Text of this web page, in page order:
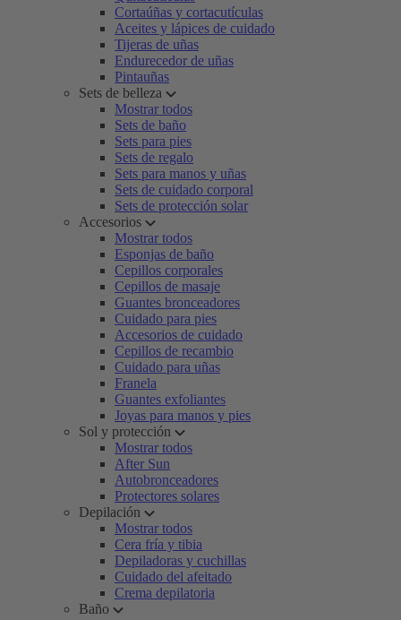
Cortaúñas y cortacutículas
Aceites y lápices de cuidado
Tijeras de uñas
Endurecedor de uñas
Pintauñas
Sets de belleza
Mostrar todos
Sets de baño
Sets para pies
Sets de regalo
Sets para manos y uñas
Sets de cuidado corporal
Sets de protección solar
Accesorios
Mostrar todos
Esponjas de baño
Cepillos corporales
Cepillos de masaje
Guantes bronceadores
Cuidado para pies
Accesorios de cuidado
Cepillos de recambio
Cuidado para uñas
Franela
Guantes exfoliantes
Joyas para manos y pies
Sol y protección
Mostrar todos
After Sun
Autobronceadores
Protectores solares
Depilación
Mostrar todos
Cera fría y tibia
Depiladoras y cuchillas
Cuidado del afeitado
Crema depilatoria
Baño